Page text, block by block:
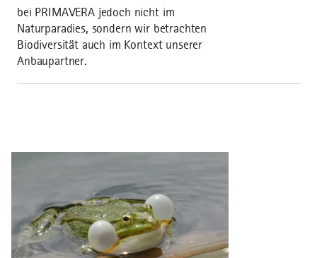
bei PRIMAVERA jedoch nicht im
Naturparadies, sondern wir betrachten
Biodiversität auch im Kontext unserer
Anbaupartner.